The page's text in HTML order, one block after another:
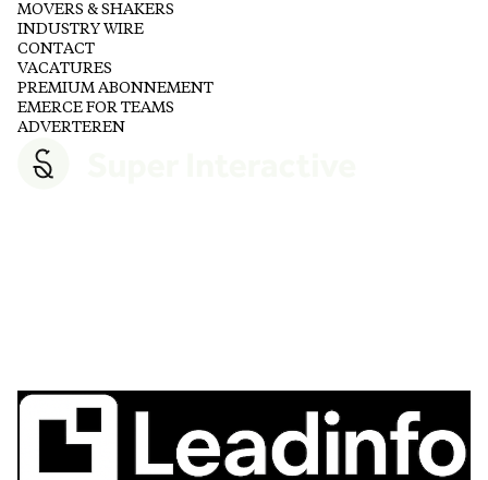
MOVERS & SHAKERS
INDUSTRY WIRE
CONTACT
VACATURES
PREMIUM ABONNEMENT
EMERCE FOR TEAMS
ADVERTEREN